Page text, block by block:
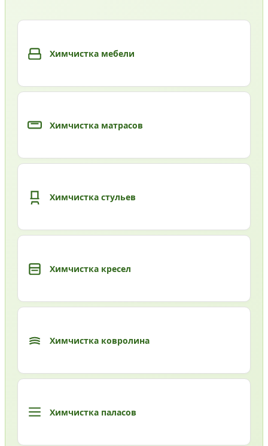
Химчистка мебели
Химчистка матрасов
Химчистка стульев
Химчистка кресел
Химчистка ковролина
Химчистка паласов